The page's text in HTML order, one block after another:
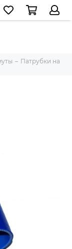
Патрубки на